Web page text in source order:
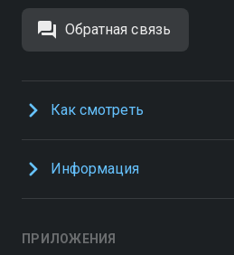
Обратная связь
Как смотреть
Информация
ПРИЛОЖЕНИЯ